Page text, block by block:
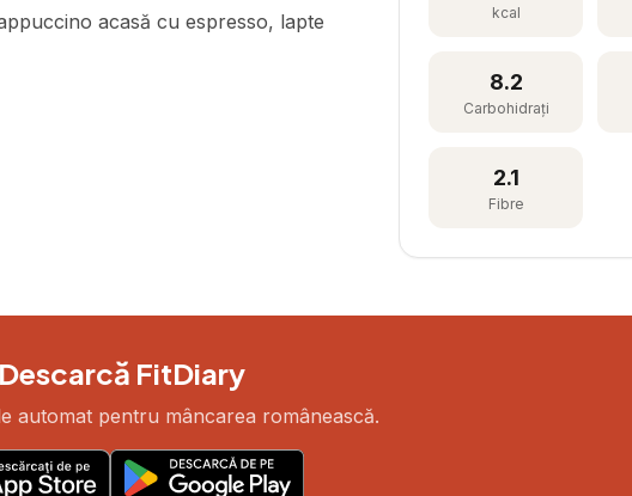
acasă cu espresso, lapte
kcal
8.2
Carbohidrați
2.1
Fibre
Descarcă FitDiary
automat pentru mâncarea românească.